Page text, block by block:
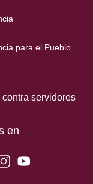
para el Pueblo
contra servidores
en